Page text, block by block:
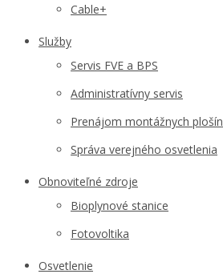
Cable+
Služby
Servis FVE a BPS
Administratívny servis
Prenájom montážnych plošín
Správa verejného osvetlenia
Obnoviteľné zdroje
Bioplynové stanice
Fotovoltika
Osvetlenie